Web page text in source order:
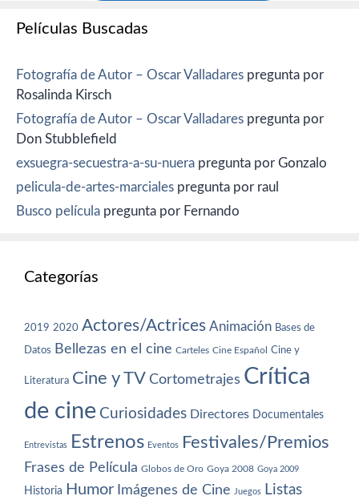
Películas Buscadas
Fotografía de Autor – Oscar Valladares pregunta por
Rosalinda Kirsch
Fotografía de Autor – Oscar Valladares pregunta por
Don Stubblefield
exsuegra-secuestra-a-su-nuera pregunta por Gonzalo
pelicula-de-artes-marciales pregunta por raul
Busco película pregunta por Fernando
Categorías
2019 2020 Actores/Actrices Animación Bases de
Datos Bellezas en el cine Carteles Cine Español Cine y
Literatura Cine y TV Cortometrajes Crítica
de cine Curiosidades Directores Documentales
Entrevistas Estrenos Eventos Festivales/Premios
Frases de Película Globos de Oro Goya 2008 Goya 2009
Historia Humor Imágenes de Cine Juegos Listas